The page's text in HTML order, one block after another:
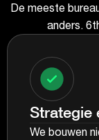
De meeste
anders.
Strategie
We bouwen